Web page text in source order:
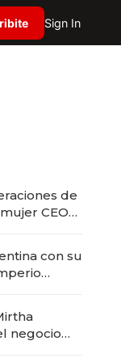
Sign In
de
CEO
con su
negocio